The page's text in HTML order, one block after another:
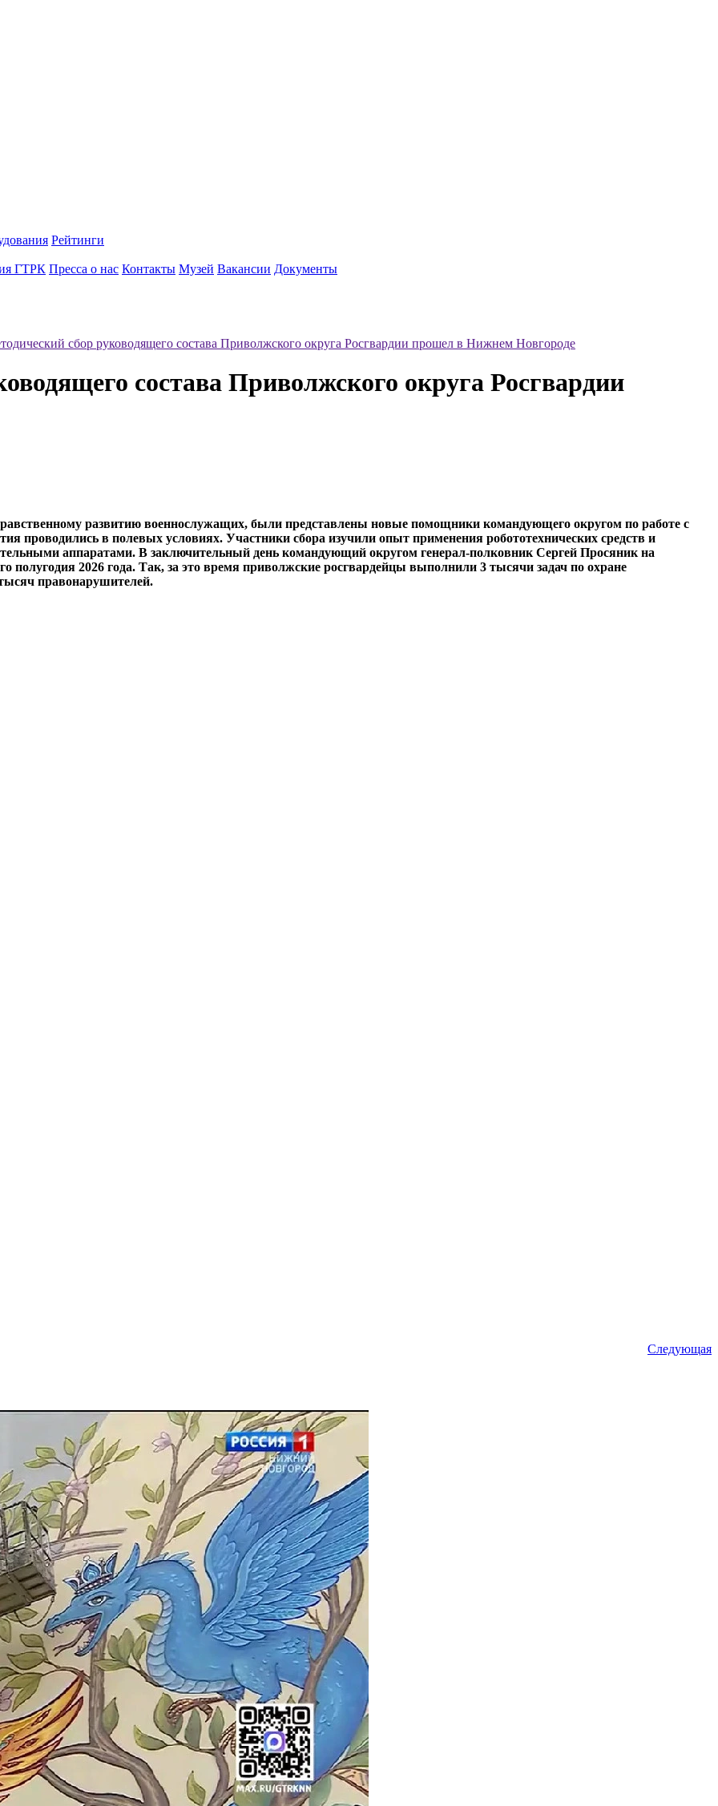
Рейтинги
ГТРК Пресса о нас Контакты Музей Вакансии Документы
сбор руководящего состава Приволжского округа Росгвардии прошел в Нижнем Новгороде
состава Приволжского округа Росгвардии
развитию военнослужащих, были представлены новые помощники командующего округом по работе с
в полевых условиях. Участники сбора изучили опыт применения робототехнических средств и
аппаратами. В заключительный день командующий округом генерал-полковник Сергей Просяник на
полугодия 2026 года. Так, за это время приволжские росгвардейцы выполнили 3 тысячи задач по охране
правонарушителей.
Следующая